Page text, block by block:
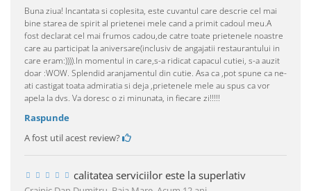
Buna ziua! Incantata si coplesita, este cuvantul care descrie cel mai
bine starea de spirit al prietenei mele cand a primit cadoul meu.A
fost declarat cel mai frumos cadou,de catre toate prietenele noastre
care au participat la aniversare(inclusiv de angajatii restaurantului in
care eram:)))).In momentul in care,s-a ridicat capacul cutiei, s-a auzit
doar :WOW. Splendid aranjamentul din cutie. Asa ca ,pot spune ca ne-
ati castigat toata admiratia si deja ,prietenele mele au spus ca vor
apela la dvs. Va doresc o zi minunata, in fiecare zi!!!!!
Raspunde
A fost util acest review?
calitatea serviciilor este la superlativ